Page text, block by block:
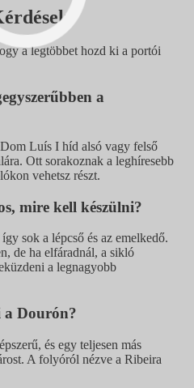
a legtöbbet hozd ki a portói
a
Luís I híd alsó vagy felső
Ott sorakoznak a leghíresebb
vehetsz részt.
mire kell készülni?
sok a lépcső és az emelkedő.
de ha elfáradnál, a sikló
a legnagyobb
a Dourón?
és egy teljesen más
A folyóról nézve a Ribeira